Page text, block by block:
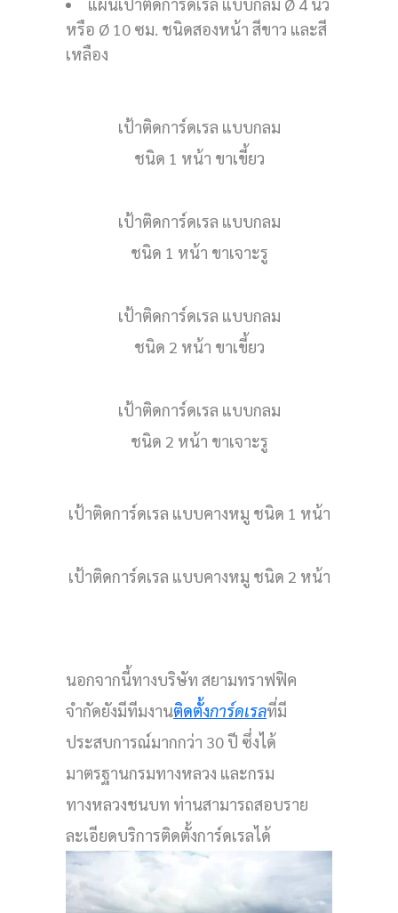
หรือ Ø 10 ซม. ชนิดสองหน้า สีขาว และสี
เหลือง
เป้าติดการ์ดเรล แบบกลม
ชนิด 1 หน้า ขาเขี้ยว
เป้าติดการ์ดเรล แบบกลม
ชนิด 1 หน้า ขาเจาะรู
เป้าติดการ์ดเรล แบบกลม
ชนิด 2 หน้า ขาเขี้ยว
เป้าติดการ์ดเรล แบบกลม
ชนิด 2 หน้า ขาเจาะรู
เป้าติดการ์ดเรล แบบคางหมู ชนิด 1 หน้า
เป้าติดการ์ดเรล แบบคางหมู ชนิด 2 หน้า
นอกจากนี้ทางบริษัท สยามทราฟฟิค
จำกัดยังมีทีมงานติดตั้งการ์ดเรลที่มี
ประสบการณ์มากกว่า 30 ปี ซึ่งได้
มาตรฐานกรมทางหลวง และกรม
ทางหลวงชนบท ท่านสามารถสอบราย
ละเอียดบริการติดตั้งการ์ดเรลได้